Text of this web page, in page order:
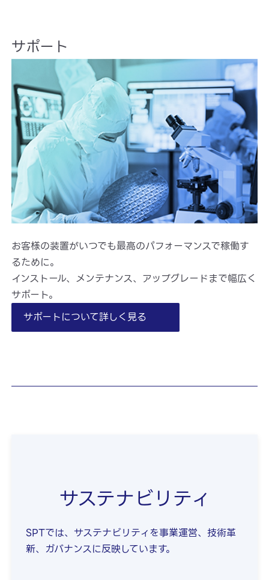
サポート
お客様の装置がいつでも最高のパフォーマンスで稼働す
るために。
インストール、メンテナンス、アップグレードまで幅広く
サポート。
サポートについて詳しく見る
サステナビリティ
SPTでは、サステナビリティを事業運営、技術革
新、ガバナンスに反映しています。